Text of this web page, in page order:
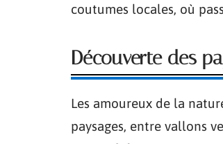
coutumes locales, où
Découverte des
Les amoureux de la
paysages, entre vallons